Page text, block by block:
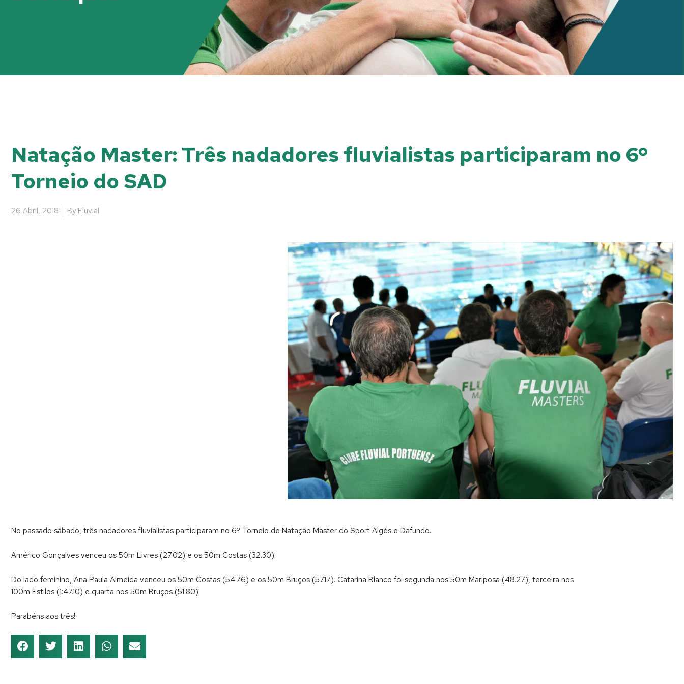
Natação Master: Três nadadores fluvialistas participaram no 6º
Torneio do SAD
26 Abril, 2018 By Fluvial
No passado sábado, três nadadores fluvialistas participaram no 6º Torneio de Natação Master do Sport Algés e Dafundo.
Américo Gonçalves venceu os 50m Livres (27.02) e os 50m Costas (32.30).
Do lado feminino, Ana Paula Almeida venceu os 50m Costas (54.76) e os 50m Bruços (57.17). Catarina Blanco foi segunda nos 50m Mariposa (48.27), terceira nos
100m Estilos (1:47.10) e quarta nos 50m Bruços (51.80).
Parabéns aos três!